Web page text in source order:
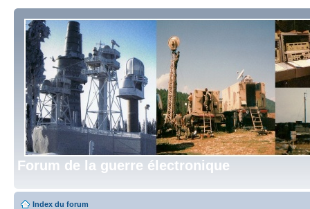
Forum de la guerre électronique
Index du forum